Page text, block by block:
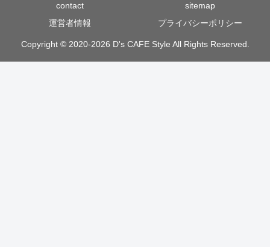
contact
sitemap
運営者情報
プライバシーポリシー
Copyright © 2020-2026 D's CAFE Style All Rights Reserved.